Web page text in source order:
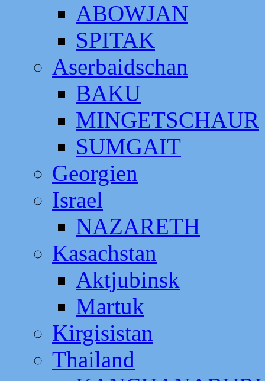
ABOWJAN
SPITAK
Aserbaidschan
BAKU
MINGETSCHAUR
SUMGAIT
Georgien
Israel
NAZARETH
Kasachstan
Aktjubinsk
Martuk
Kirgisistan
Thailand